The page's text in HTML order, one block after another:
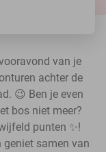
van je
achter de
😉 Ben je even
bos niet meer?
punten ✨!
geniet samen van